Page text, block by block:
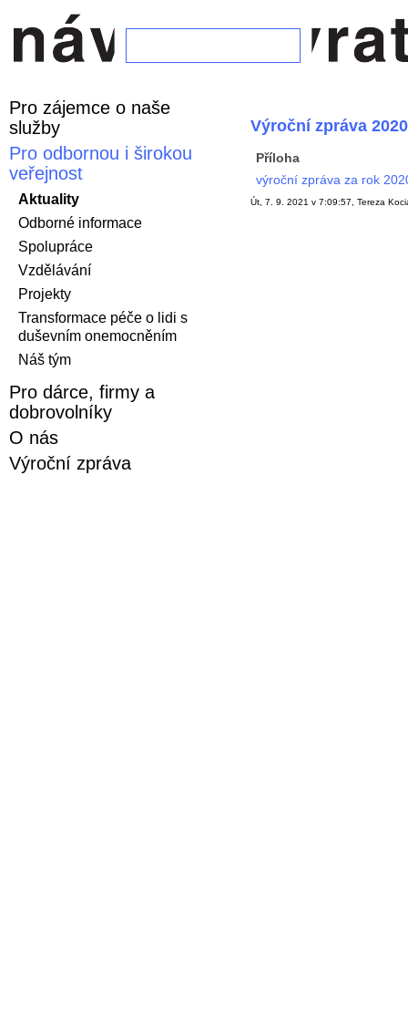
Pro zájemce o naše
služby
Pro odbornou i širokou
veřejnost
Aktuality
Odborné informace
Spolupráce
Vzdělávání
Projekty
Transformace péče o lidi s
duševním onemocněním
Náš tým
Pro dárce, firmy a
dobrovolníky
O nás
Výroční zpráva
Výroční zpráva 2020
Příloha
výroční zpráva za rok
Út, 7. 9. 2021 v 7:09:57, Tereza